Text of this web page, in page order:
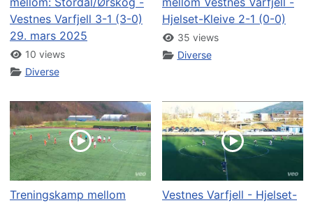
Vestnes Varfjell 3-1 (3-0)
29. mars 2025
10 views
Diverse
Hjelset-Kleive 2-1 (0-0)
35 views
Diverse
Treningskamp mellom
Vestnes Varfjell - Hjelset-